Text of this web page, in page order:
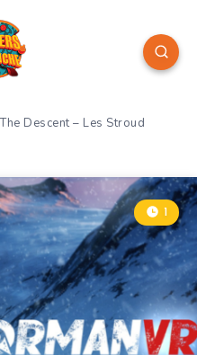
Descent – Les Stroud
1